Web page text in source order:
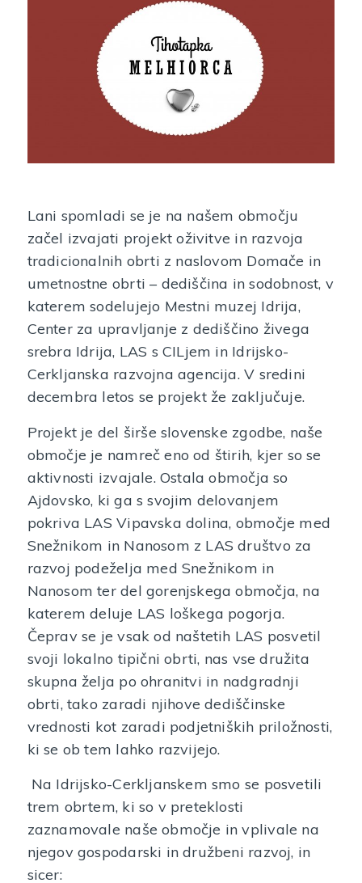
Lani spomladi se je na našem območju
začel izvajati projekt oživitve in razvoja
tradicionalnih obrti z naslovom Domače in
umetnostne obrti – dediščina in sodobnost, v
katerem sodelujejo Mestni muzej Idrija,
Center za upravljanje z dediščino živega
srebra Idrija, LAS s CILjem in Idrijsko-
Cerkljanska razvojna agencija. V sredini
decembra letos se projekt že zaključuje.
Projekt je del širše slovenske zgodbe, naše
območje je namreč eno od štirih, kjer so se
aktivnosti izvajale. Ostala območja so
Ajdovsko, ki ga s svojim delovanjem
pokriva LAS Vipavska dolina, območje med
Snežnikom in Nanosom z LAS društvo za
razvoj podeželja med Snežnikom in
Nanosom ter del gorenjskega območja, na
katerem deluje LAS loškega pogorja.
Čeprav se je vsak od naštetih LAS posvetil
svoji lokalno tipični obrti, nas vse družita
skupna želja po ohranitvi in nadgradnji
obrti, tako zaradi njihove dediščinske
vrednosti kot zaradi podjetniških priložnosti,
ki se ob tem lahko razvijejo.
Na Idrijsko-Cerkljanskem smo se posvetili
trem obrtem, ki so v preteklosti
zaznamovale naše območje in vplivale na
njegov gospodarski in družbeni razvoj, in
sicer: